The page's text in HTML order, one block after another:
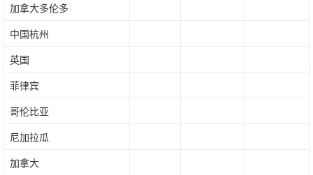
加拿大多伦多
中国杭州
英国
菲律宾
哥伦比亚
尼加拉瓜
加拿大